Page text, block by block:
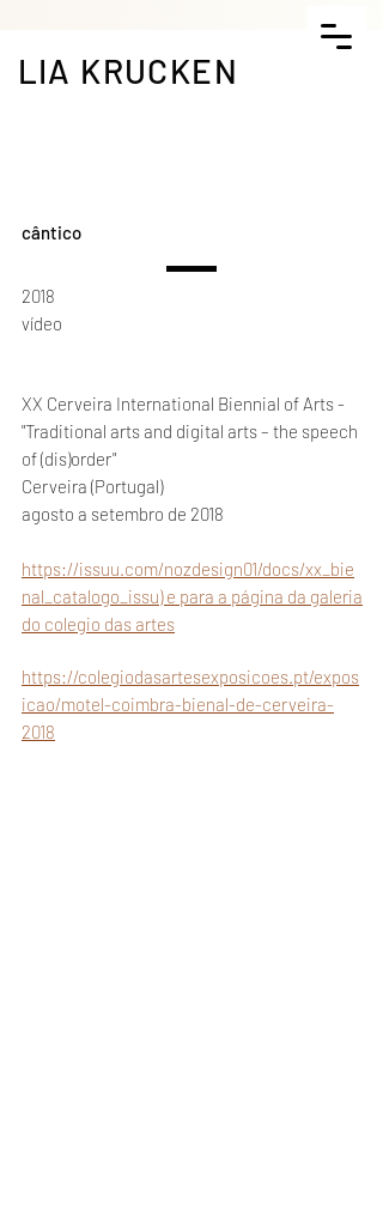
LIA KRUCKEN
cântico
2018
vídeo
XX Cerveira International Biennial of Arts -
"Traditional arts and digital arts – the speech
of (dis)order"
Cerveira (Portugal)
agosto a setembro de 2018
https://issuu.com/nozdesign01/docs/xx_bie
nal_catalogo_issu) e para a página da galeria
do colegio das artes
https://colegiodasartesexposicoes.pt/expos
icao/motel-coimbra-bienal-de-cerveira-
2018